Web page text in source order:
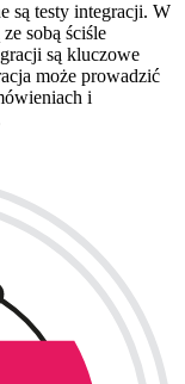
są testy integracji. W
sobą ściśle
są kluczowe
może prowadzić
i